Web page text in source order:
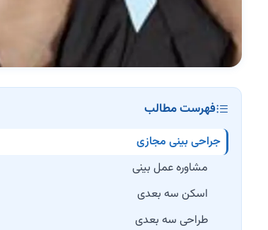
فهرست مطالب
جراحی بینی مجازی
مشاوره عمل بینی
اسکن سه بعدی
طراحی سه بعدی